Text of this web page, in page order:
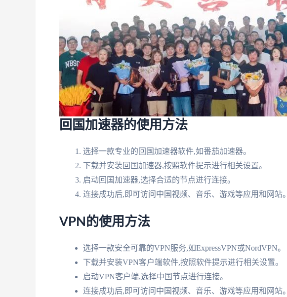
回国加速器的使用方法
选择一款专业的回国加速器软件,如番茄加速器。
下载并安装回国加速器,按照软件提示进行相关设置。
启动回国加速器,选择合适的节点进行连接。
连接成功后,即可访问中国视频、音乐、游戏等应用和网站。
VPN的使用方法
选择一款安全可靠的VPN服务,如ExpressVPN或NordVPN。
下载并安装VPN客户端软件,按照软件提示进行相关设置。
启动VPN客户端,选择中国节点进行连接。
连接成功后,即可访问中国视频、音乐、游戏等应用和网站。